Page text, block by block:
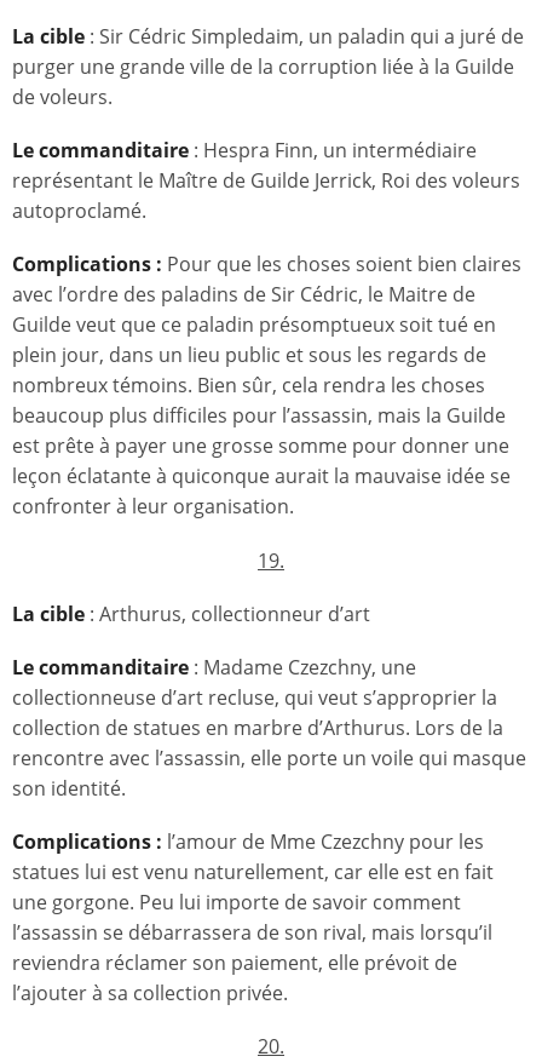
La cible : Sir Cédric Simpledaim, un paladin qui a juré de
purger une grande ville de la corruption liée à la Guilde
de voleurs.
Le commanditaire : Hespra Finn, un intermédiaire
représentant le Maître de Guilde Jerrick, Roi des voleurs
autoproclamé.
Complications : Pour que les choses soient bien claires
avec l’ordre des paladins de Sir Cédric, le Maitre de
Guilde veut que ce paladin présomptueux soit tué en
plein jour, dans un lieu public et sous les regards de
nombreux témoins. Bien sûr, cela rendra les choses
beaucoup plus difficiles pour l’assassin, mais la Guilde
est prête à payer une grosse somme pour donner une
leçon éclatante à quiconque aurait la mauvaise idée se
confronter à leur organisation.
19.
La cible : Arthurus, collectionneur d’art
Le commanditaire : Madame Czezchny, une
collectionneuse d’art recluse, qui veut s’approprier la
collection de statues en marbre d’Arthurus. Lors de la
rencontre avec l’assassin, elle porte un voile qui masque
son identité.
Complications : l’amour de Mme Czezchny pour les
statues lui est venu naturellement, car elle est en fait
une gorgone. Peu lui importe de savoir comment
l’assassin se débarrassera de son rival, mais lorsqu’il
reviendra réclamer son paiement, elle prévoit de
l’ajouter à sa collection privée.
20.